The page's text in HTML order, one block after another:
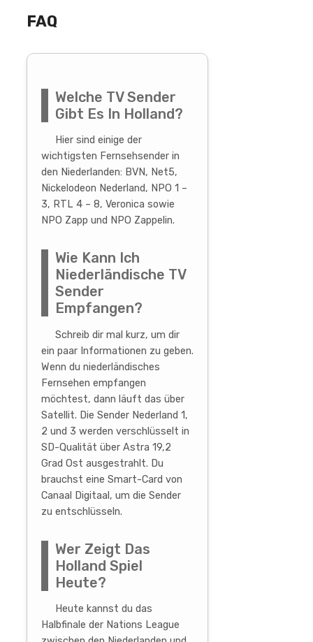
FAQ
Welche TV Sender
Gibt Es In Holland?
Hier sind einige der
wichtigsten Fernsehsender in
den Niederlanden: BVN, Net5,
Nickelodeon Nederland, NPO 1 –
3, RTL 4 – 8, Veronica sowie
NPO Zapp und NPO Zappelin.
Wie Kann Ich
Niederländische TV
Sender
Empfangen?
Schreib dir mal kurz, um dir
ein paar Informationen zu geben.
Wenn du niederländisches
Fernsehen empfangen
möchtest, dann läuft das über
Satellit. Die Sender Nederland 1,
2 und 3 werden verschlüsselt in
SD-Qualität über Astra 19,2
Grad Ost ausgestrahlt. Du
brauchst eine Smart-Card von
Canaal Digitaal, um die Sender
zu entschlüsseln.
Wer Zeigt Das
Holland Spiel
Heute?
Heute kannst du das
Halbfinale der Nations League